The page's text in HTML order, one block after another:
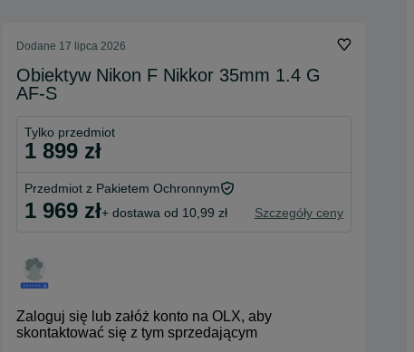
Dodane 17 lipca 2026
Obiektyw Nikon F Nikkor 35mm 1.4 G
AF-S
Tylko przedmiot
1 899 zł
Przedmiot z Pakietem Ochronnym
1 969 zł+ dostawa od 10,99 zł Szczegóły ceny
Zaloguj się lub załóż konto na OLX, aby
skontaktować się z tym sprzedającym